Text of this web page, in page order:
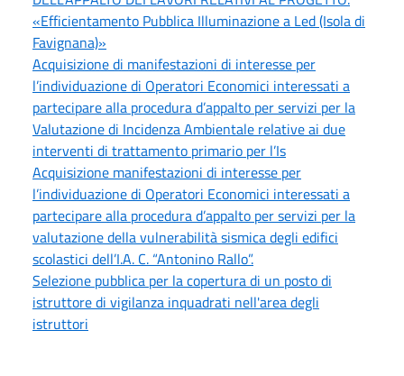
«Efficientamento Pubblica Illuminazione a Led (Isola di
Favignana)»
Acquisizione di manifestazioni di interesse per
l’individuazione di Operatori Economici interessati a
partecipare alla procedura d’appalto per servizi per la
Valutazione di Incidenza Ambientale relative ai due
interventi di trattamento primario per l’Is
Acquisizione manifestazioni di interesse per
l’individuazione di Operatori Economici interessati a
partecipare alla procedura d’appalto per servizi per la
valutazione della vulnerabilità sismica degli edifici
scolastici dell’I.A. C. “Antonino Rallo”.
Selezione pubblica per la copertura di un posto di
istruttore di vigilanza inquadrati nell'area degli
istruttori